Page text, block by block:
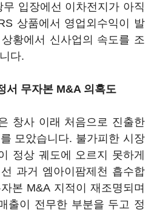
입장에선 이차전지가 아직
상품에서 영업외수익이 발
황에서 신사업의 속도를 조
다.
서 무자본 M&A 의혹도
창사 이래 처음으로 진출한
모았습니다. 불가피한 시장
정상 궤도에 오르지 못하게
과거 엠아이팜제천 흡수합
본 M&A 지적이 재조명되며
출이 전무한 부분을 두고 정